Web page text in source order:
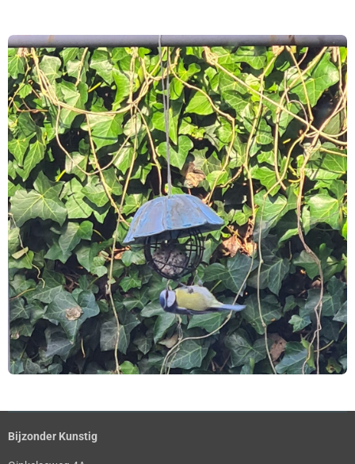
Bijzonder Kunstig